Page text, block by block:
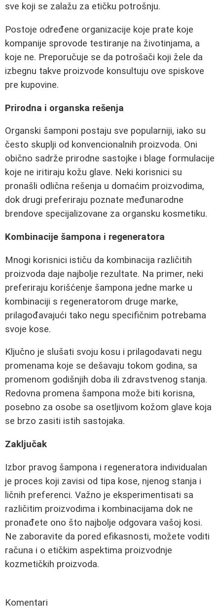
sve koji se zalažu za etičku potrošnju.
Postoje određene organizacije koje prate koje
kompanije sprovode testiranje na životinjama, a
koje ne. Preporučuje se da potrošači koji žele da
izbegnu takve proizvode konsultuju ove spiskove
pre kupovine.
Prirodna i organska rešenja
Organski šamponi postaju sve popularniji, iako su
često skuplji od konvencionalnih proizvoda. Oni
obično sadrže prirodne sastojke i blage formulacije
koje ne iritiraju kožu glave. Neki korisnici su
pronašli odlična rešenja u domaćim proizvodima,
dok drugi preferiraju poznate međunarodne
brendove specijalizovane za organsku kosmetiku.
Kombinacije šampona i regeneratora
Mnogi korisnici ističu da kombinacija različitih
proizvoda daje najbolje rezultate. Na primer, neki
preferiraju korišćenje šampona jedne marke u
kombinaciji s regeneratorom druge marke,
prilagođavajući tako negu specifičnim potrebama
svoje kose.
Ključno je slušati svoju kosu i prilagodavati negu
promenama koje se dešavaju tokom godina, sa
promenom godišnjih doba ili zdravstvenog stanja.
Redovna promena šampona može biti korisna,
posebno za osobe sa osetljivom kožom glave koja
se brzo zasiti istih sastojaka.
Zaključak
Izbor pravog šampona i regeneratora individualan
je proces koji zavisi od tipa kose, njenog stanja i
ličnih preferenci. Važno je eksperimentisati sa
različitim proizvodima i kombinacijama dok ne
pronađete ono što najbolje odgovara vašoj kosi.
Ne zaboravite da pored efikasnosti, možete voditi
računa i o etičkim aspektima proizvodnje
kozmetičkih proizvoda.
Komentari